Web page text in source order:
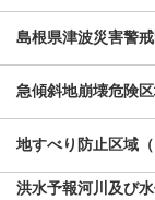
島根県津波災害警戒
急傾斜地崩壊危険
地すべり防止区域（
洪水予報河川及び